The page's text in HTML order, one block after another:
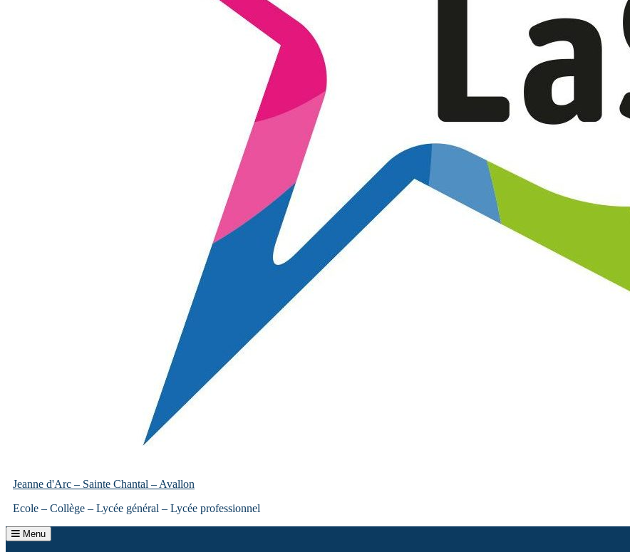
Jeanne d'Arc – Sainte Chantal – Avallon
Ecole – Collège – Lycée général – Lycée professionnel
Menu